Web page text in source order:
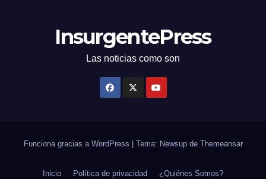
InsurgentePress
Las noticias como son
Funciona gracias a WordPress Tema: Newsup de Themeansar
Inicio Política de privacidad ¿Quiénes Somos?